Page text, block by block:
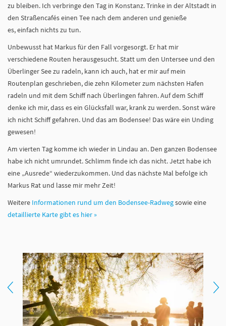
zu bleiben. Ich verbringe den Tag in Konstanz. Trinke in der Altstadt in
den Straßencafés einen Tee nach dem anderen und genieße
es, einfach nichts zu tun.
Unbewusst hat Markus für den Fall vorgesorgt. Er hat mir
verschiedene Routen herausgesucht. Statt um den Untersee und den
Überlinger See zu radeln, kann ich auch, hat er mir auf mein
Routenplan geschrieben, die zehn Kilometer zum nächsten Hafen
radeln und mit dem Schiff nach Überlingen fahren. Auf dem Schiff
denke ich mir, dass es ein Glücksfall war, krank zu werden. Sonst wäre
ich nicht Schiff gefahren. Und das am Bodensee! Das wäre ein Unding
gewesen!
Am vierten Tag komme ich wieder in Lindau an. Den ganzen Bodensee
habe ich nicht umrundet. Schlimm finde ich das nicht. Jetzt habe ich
eine „Ausrede“ wiederzukommen. Und das nächste Mal befolge ich
Markus Rat und lasse mir mehr Zeit!
Weitere Informationen rund um den Bodensee-Radwegsowie eine
detaillierte Karte gibt es hier »